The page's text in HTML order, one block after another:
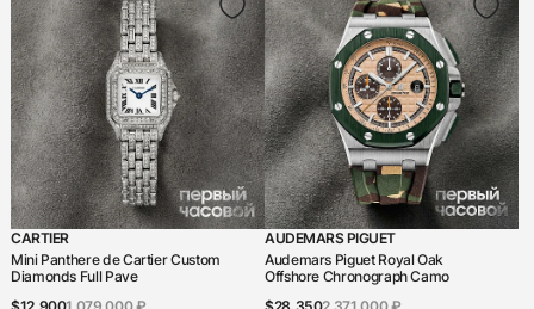
CARTIER
Mini Panthere de Cartier Custom
Diamonds Full Pave
AUDEMARS PIGUET
Audemars Piguet Royal Oak
Offshore Chronograph Camo